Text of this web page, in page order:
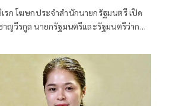
เรก โฆษกประจำสำนักนายกรัฐมนตรี เปิด
ญวีรกูล นายกรัฐมนตรีและรัฐมนตรีว่าการ
UNDER THE NEW WORLD
บมือระเบียบโลกใหม่